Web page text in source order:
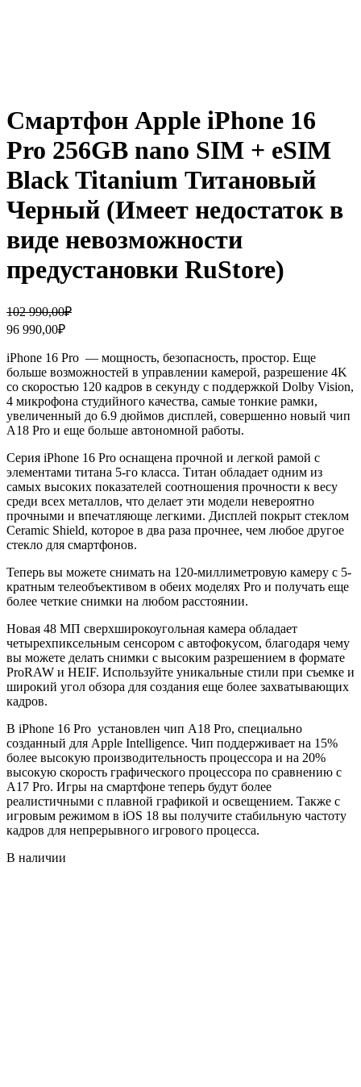
Смартфон Apple iPhone 16
Pro 256GB nano SIM + eSIM
Black Titanium Титановый
Черный (Имеет недостаток в
виде невозможности
предустановки RuStore)
102 990,00₽
Первоначальная
цена
составляла
102
990,00₽.
96 990,00₽
Текущая
цена:
96
990,00₽.
iPhone 16 Pro — мощность, безопасность, простор. Еще
больше возможностей в управлении камерой, разрешение 4K
со скоростью 120 кадров в секунду с поддержкой Dolby Vision,
4 микрофона студийного качества, самые тонкие рамки,
увеличенный до 6.9 дюймов дисплей, совершенно новый чип
A18 Pro и еще больше автономной работы.
Серия iPhone 16 Pro оснащена прочной и легкой рамой с
элементами титана 5-го класса. Титан обладает одним из
самых высоких показателей соотношения прочности к весу
среди всех металлов, что делает эти модели невероятно
прочными и впечатляюще легкими. Дисплей покрыт стеклом
Ceramic Shield, которое в два раза прочнее, чем любое другое
стекло для смартфонов.
Теперь вы можете снимать на 120-миллиметровую камеру с 5-
кратным телеобъективом в обеих моделях Pro и получать еще
более четкие снимки на любом расстоянии.
Новая 48 МП сверхширокоугольная камера обладает
четырехпиксельным сенсором с автофокусом, благодаря чему
вы можете делать снимки с высоким разрешением в формате
ProRAW и HEIF. Используйте уникальные стили при съемке и
широкий угол обзора для создания еще более захватывающих
кадров.
В iPhone 16 Pro установлен чип A18 Pro, специально
созданный для Apple Intelligence. Чип поддерживает на 15%
более высокую производительность процессора и на 20%
высокую скорость графического процессора по сравнению с
A17 Pro. Игры на смартфоне теперь будут более
реалистичными с плавной графикой и освещением. Также с
игровым режимом в iOS 18 вы получите стабильную частоту
кадров для непрерывного игрового процесса.
В наличии